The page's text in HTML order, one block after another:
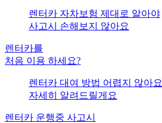
렌터카 자차보험 제대로 알아야
사고시 손해보지 않아요
렌터카를
처음 이용 하세요?
렌터카 대여 방법 어렵지 않아요
자세히 알려드릴게요
렌터카 운행중 사고시